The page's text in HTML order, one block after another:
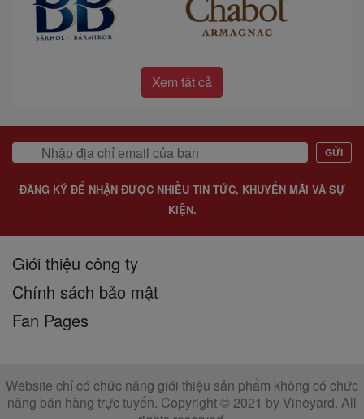
Xem tất cả
GỬI
ĐĂNG KÝ ĐỂ NHẬN ĐƯỢC NHIỀU TIN TỨC, KHUYẾN MÃI VÀ SỰ
KIỆN.
Giới thiệu công ty
Chính sách bảo mật
Fan Pages
Website chỉ có chức năng giới thiệu sản phẩm không có chức
năng bán hàng trực tuyến. Copyright © 2021 by Vineyard. All